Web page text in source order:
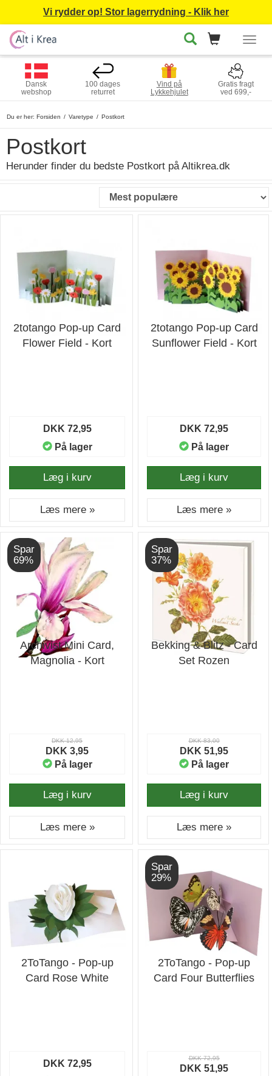
Vi rydder op! Stor lagerrydning - Klik her
Dansk
webshop
100 dages
returret
Vind på
Lykkehjulet
Gratis fragt
ved 699,-
Du er her: Forsiden Varetype Postkort
Postkort
Herunder finder du bedste Postkort på Altikrea.dk
2totango Pop-up Card
Flower Field - Kort
DKK 72,95
På lager
Læg i kurv
Læs mere »
2totango Pop-up Card
Sunflower Field - Kort
DKK 72,95
På lager
Læg i kurv
Læs mere »
Spar
69%
Archivist Mini Card,
Magnolia - Kort
DKK 12,95
DKK 3,95
På lager
Læg i kurv
Læs mere »
Spar
37%
Bekking & Blitz - Card
Set Rozen
DKK 83,00
DKK 51,95
På lager
Læg i kurv
Læs mere »
2ToTango - Pop-up
Card Rose White
DKK 72,95
Spar
29%
2ToTango - Pop-up
Card Four Butterflies
DKK 72,95
DKK 51,95